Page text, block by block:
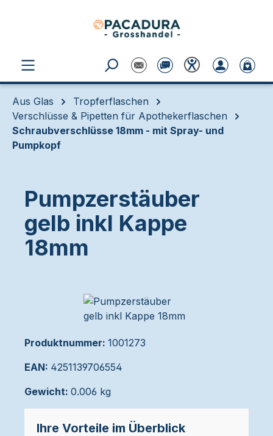
Aus Glas
Tropferflaschen
Verschlüsse & Pipetten für Apothekerflaschen
Schraubverschlüsse 18mm - mit Spray- und
Pumpkopf
Pumpzerstäuber
gelb inkl Kappe
18mm
Produktnummer: 1001273
EAN: 4251139706554
Gewicht: 0.006 kg
Ihre Vorteile im Überblick